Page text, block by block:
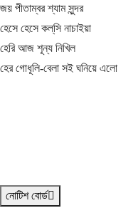
জয় পীতাম্বর শ্যাম সুন্দর
হেসে হেসে কল্‌সি নাচাইয়া
হেরি আজ শূন্য নিখিল
হের গোধূলি-বেলা সই ঘনিয়ে এলো
নোটিশ বোর্ড